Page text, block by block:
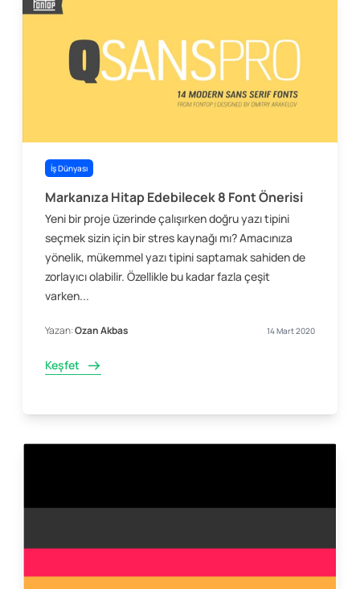
İş Dünyası
Markanıza Hitap Edebilecek 8 Font Önerisi
Yeni bir proje üzerinde çalışırken doğru yazı tipini
seçmek sizin için bir stres kaynağı mı? Amacınıza
yönelik, mükemmel yazı tipini saptamak sahiden de
zorlayıcı olabilir. Özellikle bu kadar fazla çeşit
varken...
Yazan:Ozan Akbas 14 Mart 2020
Keşfet